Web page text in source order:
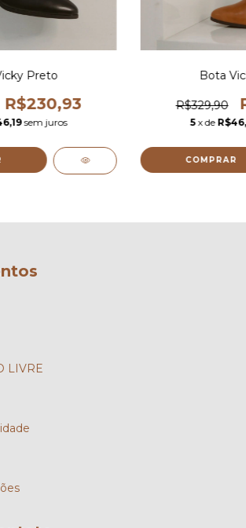
Preto
R$230,93
sem juros
Bota
R$329,90
5 x de
COMPRAR
LIVRE